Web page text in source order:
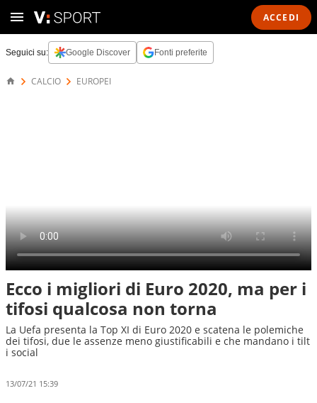
ACCEDI
Seguici su: Google Discover Fonti preferite
CALCIO EUROPEI
Ecco i migliori di Euro 2020, ma per i
tifosi qualcosa non torna
La Uefa presenta la Top XI di Euro 2020 e scatena le polemiche
dei tifosi, due le assenze meno giustificabili e che mandano i tilt
i social
13/07/21 15:39